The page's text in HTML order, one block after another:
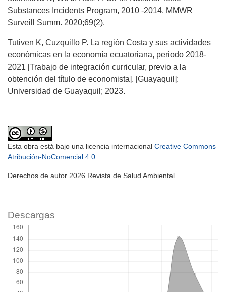
Substances Incidents Program, 2010 -2014. MMWR
Surveill Summ. 2020;69(2).
Tutiven K, Cuzquillo P. La región Costa y sus actividades
económicas en la economía ecuatoriana, periodo 2018-
2021 [Trabajo de integración curricular, previo a la
obtención del título de economista]. [Guayaquil]:
Universidad de Guayaquil; 2023.
Esta obra está bajo una licencia internacional Creative Commons
Atribución-NoComercial 4.0.
Derechos de autor 2026 Revista de Salud Ambiental
Descargas